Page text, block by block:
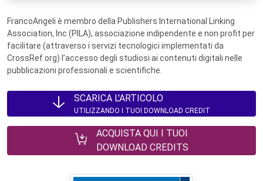
FrancoAngeli è membro della Publishers International Linking
Association, Inc (PILA), associazione indipendente e non profit per
facilitare (attraverso i servizi tecnologici implementati da
CrossRef.org) l’accesso degli studiosi ai contenuti digitali nelle
pubblicazioni professionali e scientifiche.
SCARICA L'ARTICOLO
UTILIZZANDO I TUOI DOWNLOAD CREDIT
ACQUISTA QUI I TUOI
DOWNLOAD CREDITS